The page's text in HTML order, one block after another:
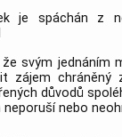
je spáchán z
že svým jednáním
zájem chráněný
důvodů
neporuší nebo